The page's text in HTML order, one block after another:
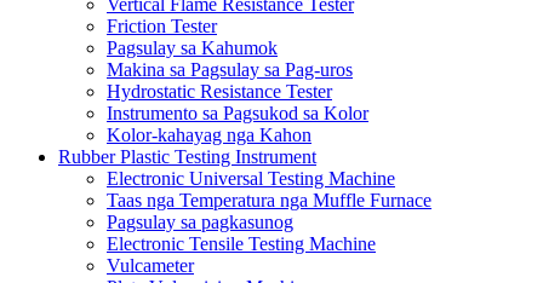
Friction Tester
Pagsulay sa Kahumok
Makina sa Pagsulay sa Pag-uros
Hydrostatic Resistance Tester
Instrumento sa Pagsukod sa Kolor
Kolor-kahayag nga Kahon
Rubber Plastic Testing Instrument
Electronic Universal Testing Machine
Taas nga Temperatura nga Muffle Furnace
Pagsulay sa pagkasunog
Electronic Tensile Testing Machine
Vulcameter